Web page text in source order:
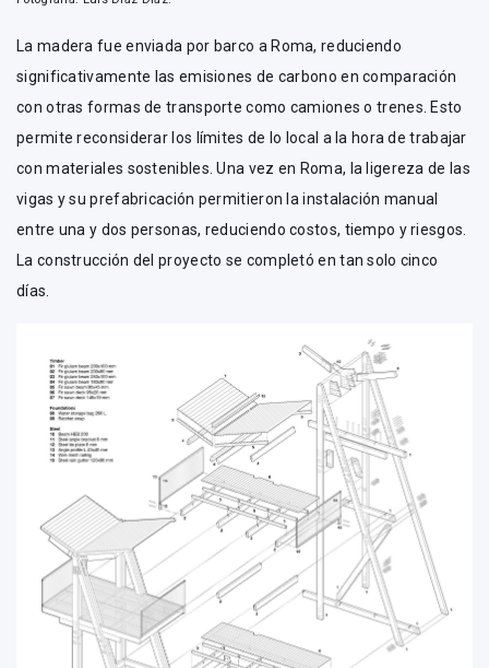
La madera fue enviada por barco a Roma, reduciendo
significativamente las emisiones de carbono en comparación
con otras formas de transporte como camiones o trenes. Esto
permite reconsiderar los límites de lo local a la hora de trabajar
con materiales sostenibles. Una vez en Roma, la ligereza de las
vigas y su prefabricación permitieron la instalación manual
entre una y dos personas, reduciendo costos, tiempo y riesgos.
La construcción del proyecto se completó en tan solo cinco
días.